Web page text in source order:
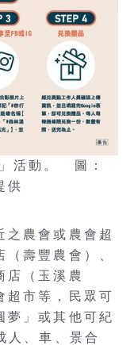
活動。 圖：
供
之農會或農會超
壽豐農會）、
店（玉溪農
超市等，民眾可
夢」或其他可紀
人、車、景合